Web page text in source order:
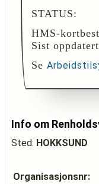
STATUS:
HMS-
Sist
Se
Info om
Sted: HOKKSUND
Organisasjonsnr: